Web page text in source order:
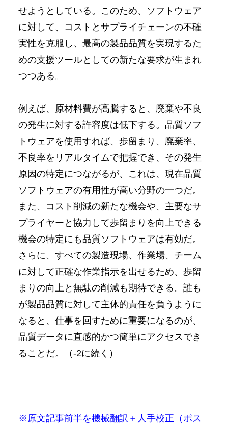
せようとしている。このため、ソフトウェア
に対して、コストとサプライチェーンの不確
実性を克服し、最高の製品品質を実現するた
めの支援ツールとしての新たな要求が生まれ
つつある。
例えば、原材料費が高騰すると、廃棄や不良
の発生に対する許容度は低下する。品質ソフ
トウェアを使用すれば、歩留まり、廃棄率、
不良率をリアルタイムで把握でき、その発生
原因の特定につながるが、これは、現在品質
ソフトウェアの有用性が高い分野の一つだ。
また、コスト削減の新たな機会や、主要なサ
プライヤーと協力して歩留まりを向上できる
機会の特定にも品質ソフトウェアは有効だ。
さらに、すべての製造現場、作業場、チーム
に対して正確な作業指示を出せるため、歩留
まりの向上と無駄の削減も期待できる。誰も
が製品品質に対して主体的責任を負うように
なると、仕事を回すために重要になるのが、
品質データに直感的かつ簡単にアクセスでき
ることだ。（-2に続く）
※原文記事前半を機械翻訳＋人手校正（ポス